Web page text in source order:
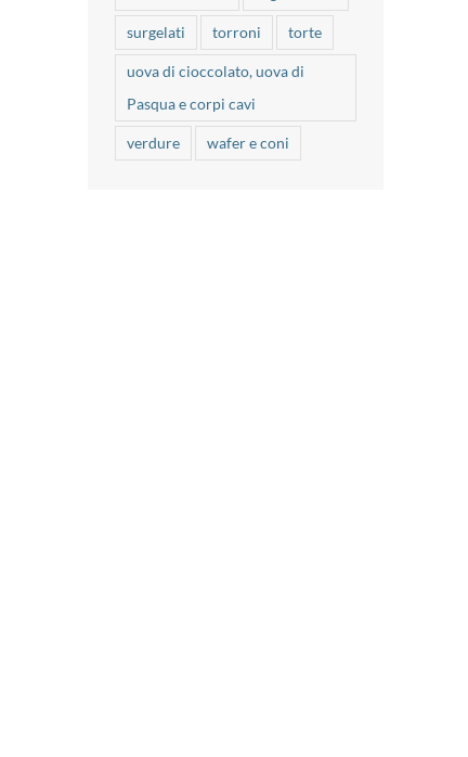
surgelati torroni torte
uova di cioccolato, uova di
Pasqua e corpi cavi
verdure wafer e coni